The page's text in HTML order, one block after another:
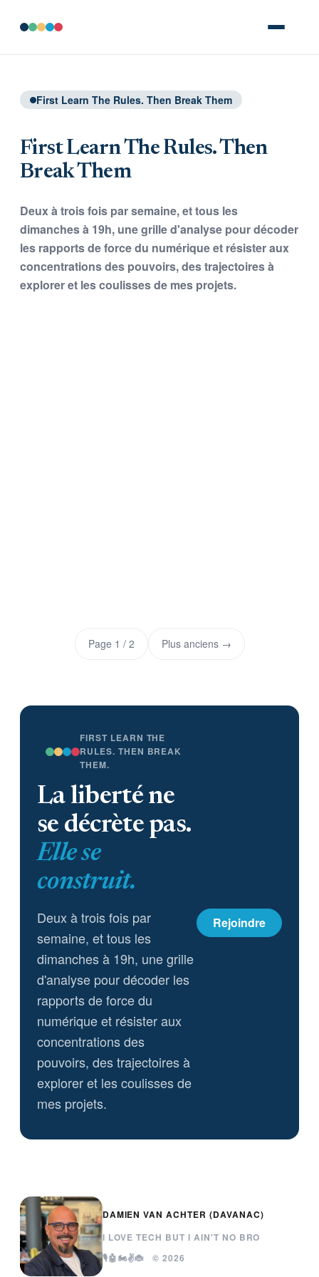
First Learn The Rules. Then Break Them
First Learn The Rules. Then
Break Them
Deux à trois fois par semaine, et tous les
dimanches à 19h, une grille d'analyse pour décoder
les rapports de force du numérique et résister aux
concentrations des pouvoirs, des trajectoires à
explorer et les coulisses de mes projets.
Page 1 / 2 Plus anciens →
FIRST LEARN THE
RULES. THEN BREAK
THEM.
La liberté ne
se décrète pas.
Elle se
construit.
Deux à trois fois par
semaine, et tous les
dimanches à 19h, une grille
d'analyse pour décoder les
rapports de force du
numérique et résister aux
concentrations des
pouvoirs, des trajectoires à
explorer et les coulisses de
mes projets.
Rejoindre
DAMIEN VAN ACHTER (DAVANAC)
I LOVE TECH BUT I AIN'T NO BRO
🎙️🤖🏍️✌️🐞 © 2026